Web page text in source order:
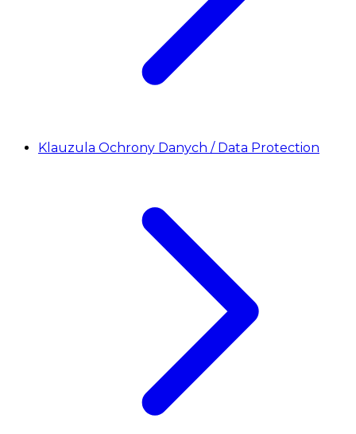
Klauzula Ochrony Danych / Data Protection